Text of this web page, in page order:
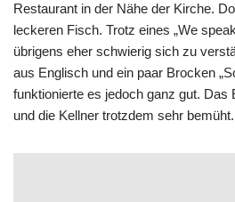
Restaurant in der Nähe der Kirche.
leckeren Fisch. Trotz eines „We
übrigens eher schwierig sich zu
aus Englisch und ein paar Brocken
funktionierte es jedoch ganz gut. Das
und die Kellner trotzdem sehr bemüht.